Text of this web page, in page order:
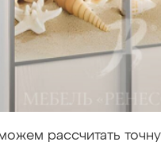
рассчитать